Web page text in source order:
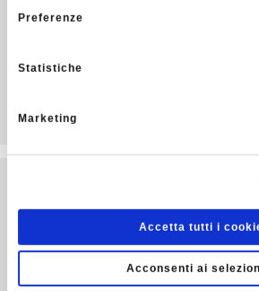
Preferenze
Statistiche
Marketing
Accetta tutti i
Acconsenti ai
,